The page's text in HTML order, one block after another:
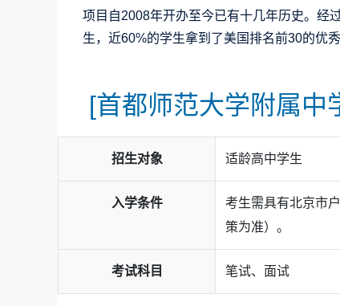
项目自2008年开办至今已有十几年历史。经
生，近60%的学生拿到了美国排名前30的优
[首都师范大学附属中
招生对象 适龄高中学生
入学条件
考生需具有北京市
策为准）。
考试科目 笔试、面试